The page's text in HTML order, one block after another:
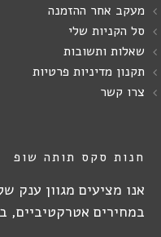
מעקב אחר ההזמנה
סל הקניות שלי
שאלות ותשובות
תקנון מדיניות פרטיות
צרו קשר
חנות סקס תותה שופ
אנו מציעים מגוון ענק
במחירים אטרקטיביים,